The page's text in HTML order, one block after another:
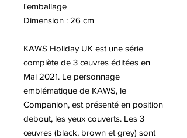
l'emballage
Dimension : 26 cm
KAWS Holiday UK est une série
complète de 3 œuvres éditées en
Mai 2021. Le personnage
emblématique de KAWS, le
Companion, est présenté en position
debout, les yeux couverts. Les 3
œuvres (black, brown et grey) sont